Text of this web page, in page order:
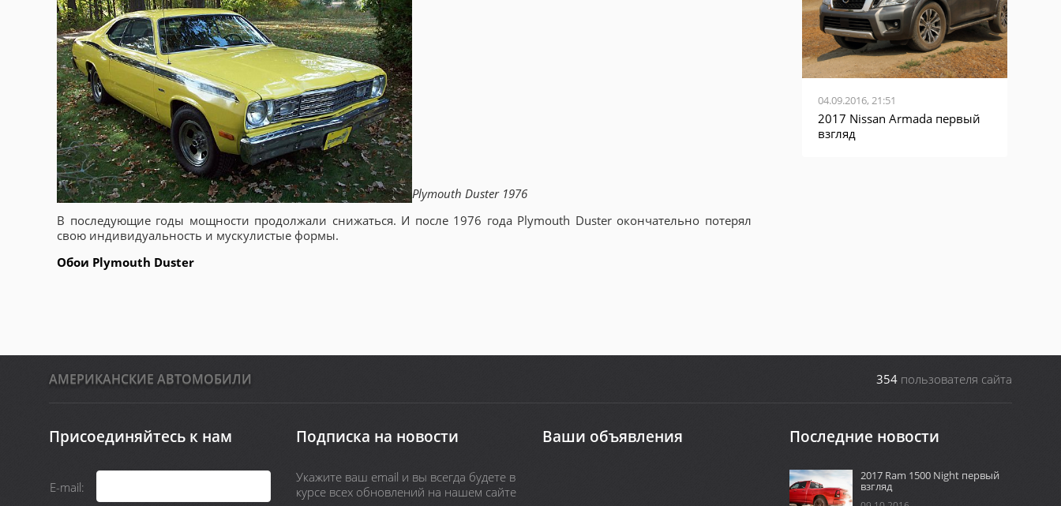
Plymouth Duster 1976
В последующие годы мощности продолжали снижаться. И после 1976 года Plymouth Duster окончательно потерял
свою индивидуальность и мускулистые формы.
Обои Plymouth Duster
04.09.2016, 21:51
2017 Nissan Armada первый
взгляд
АМЕРИКАНСКИЕ АВТОМОБИЛИ 354 пользователя сайта
Присоединяйтесь к нам
E-mail:
Подписка на новости
Укажите ваш email и вы всегда будете в
курсе всех обновлений на нашем сайте
Ваши объявления Последние новости
2017 Ram 1500 Night первый
взгляд